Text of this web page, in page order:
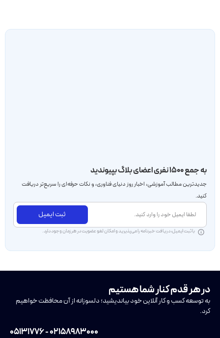
به جمع ۱۵۰۰ نفری اعضای بلاگ بپیوندید
جدید‌ترین مطالب آموزشی، اخبار روز دنیای فناوری، و نکات حرفه‌ای را سریع‌تر دریافت
کنید.
ثبت ایمیل
با ثبت ایمیل، دریافت خبرنامه را می‌پذیرید و امکان لغو عضویت در هر زمان وجود دارد.
در هر قدم کنار شما هستیم
به توسعه کسب و کار آنلاین خود بیاندیشید؛ دلسوزانه از آن محافظت خواهیم
کرد.
۰۲۱۵۸۹۸۳۰۰۰ - ۰۵۱۳۱۷۷۶